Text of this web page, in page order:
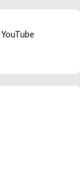
YouTube